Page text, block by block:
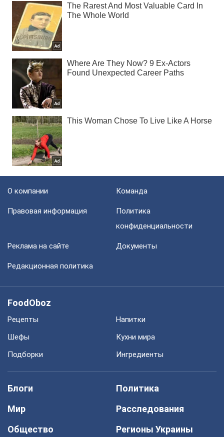
О компании Команда
Правовая информация
Политика
конфиденциальности
Реклама на сайте Документы
Редакционная политика
FoodOboz
Рецепты
Напитки
Шефы
Кухни мира
Подборки
Ингредиенты
Блоги
Политика
Мир
Расследования
Общество
Регионы Украины